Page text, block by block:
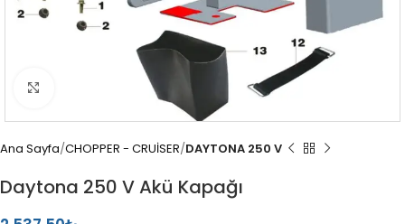
Büyütmek için tıklayın
Ana Sayfa CHOPPER - CRUİSER DAYTONA 250 V
Daytona 250 V Akü Kapağı